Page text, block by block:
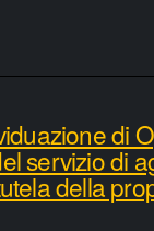
di
servizio di
della